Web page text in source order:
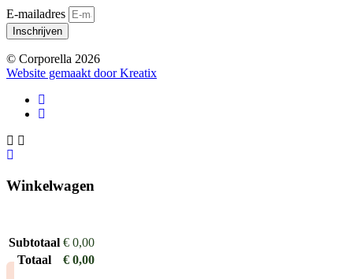
E-mailadres
Inschrijven
© Corporella 2026
Website gemaakt door Kreatix
Winkelwagen
Subtotaal € 0,00
Totaal
€ 0,00